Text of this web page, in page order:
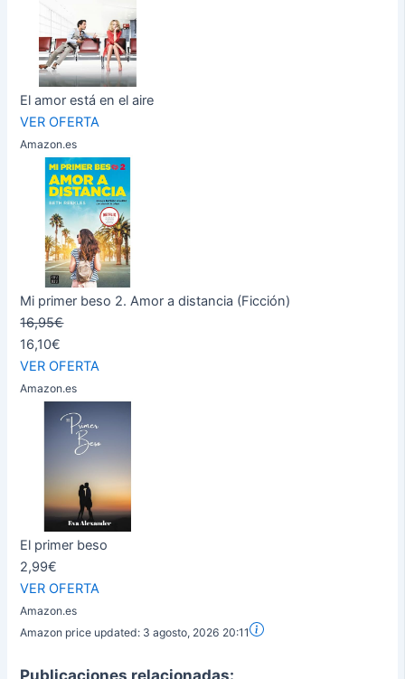
El amor está en el aire
VER OFERTA
Amazon.es
Mi primer beso 2. Amor a distancia (Ficción)
16,95€
16,10€
VER OFERTA
Amazon.es
El primer beso
2,99€
VER OFERTA
Amazon.es
Amazon price updated: 3 agosto, 2026 20:11
Publicaciones relacionadas: